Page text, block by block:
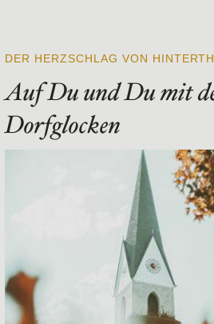
DER HERZSCHLAG VON
Auf Du und Du mit
Dorfglocken